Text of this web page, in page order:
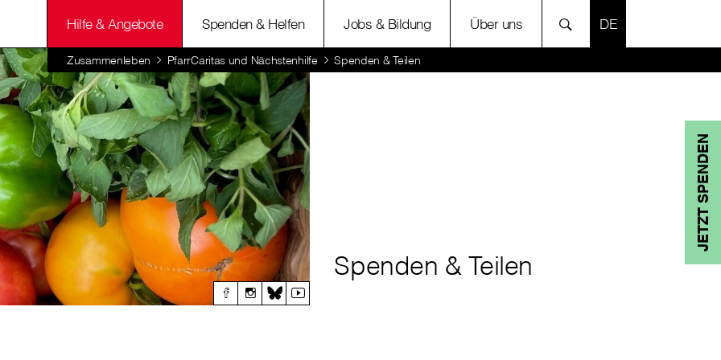
Hilfe & Angebote Spenden & Helfen Jobs & Bildung Über uns SPRACHE
Zusammenleben PfarrCaritas und Nächstenhilfe Spenden & Teilen
JETZT SPENDEN
Spenden & Teilen